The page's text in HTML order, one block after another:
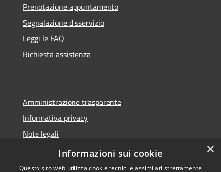
Prenotazione appuntamento
Segnalazione disservizio
Leggi le FAQ
Richiesta assistenza
Amministrazione trasparente
Informativa privacy
Note legali
Dichiarazione di accessibilità
×
Informazioni sui cookie
Questo sito web utilizza cookie tecnici e assimilati strettamente